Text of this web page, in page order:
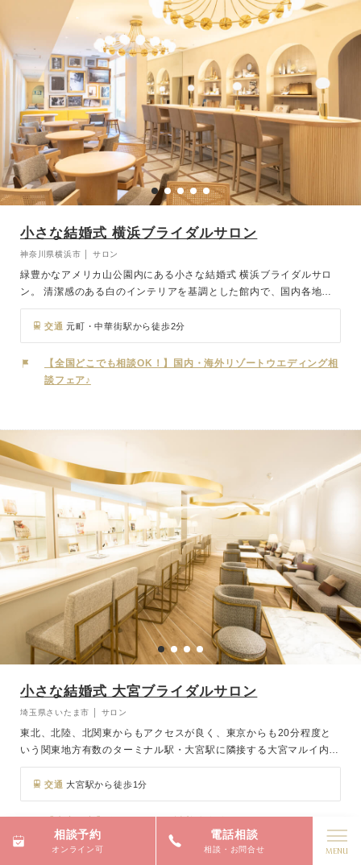
小さな結婚式 横浜ブライダルサロン
神奈川県横浜市 │ サロン
緑豊かなアメリカ山公園内にある小さな結婚式 横浜ブライダルサロ
ン。 清潔感のある白のインテリアを基調とした館内で、国内各地の
ホテル・レストランウェディング、北海道から沖縄、ハワイ、グアム
などのリゾートウェディング、写真だけ希望のお二人のためにフォト
ウェディング…など、さまざまなご相談に応じております。お二人の
お越しをお待ちしております。
交通 元町・中華街駅から徒歩2分
【全国どこでも相談OK！】国内・海外リゾートウエディング相
談フェア♪
小さな結婚式 大宮ブライダルサロン
埼玉県さいたま市 │ サロン
東北、北陸、北関東からもアクセスが良く、東京からも20分程度と
いう関東地方有数のターミナル駅・大宮駅に隣接する大宮マルイ内に
ある小さな結婚式 大宮ブライダルサロン。 埼玉県内のホテル、レス
トランウェディング、沖縄や海外のリゾートウェディングならお任せ
ください。 大げさな結婚式は苦手…という方には少人数専門チャペ
ルや、写真だけのフォト婚などもご案内しております。
交通 大宮駅から徒歩1分
相談予約
オンライン可
電話相談
相談・お問合せ